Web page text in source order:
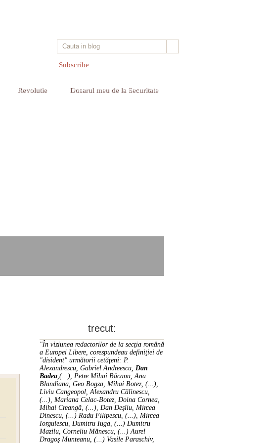
Subscribe
Revolutie Dosarul meu de la Securitate
trecut:
"În viziunea redactorilor de la secţia română
a Europei Libere, corespundeau definiţiei de
"disident" următorii ce­tă­ţeni: P.
Alexandrescu, Gabriel Andreescu, Dan
Badea,(...), Petre Mihai Băcanu, Ana
Blandiana, Geo Bogza, Mihai Botez, (...),
Liviu Cangeopol, Alexandru Călinescu,
(...), Mariana Celac-Botez, Doina Cornea,
Mihai Creangă, (...), Dan Deşliu, Mircea
Dinescu, (...) Radu Filipescu, (...), Mircea
Iorgulescu, Dumitru Iuga, (...) Dumitru
Mazilu, Corneliu Mănescu, (...) Aurel
Dragoş Munteanu, (...) Vasile Paraschiv,